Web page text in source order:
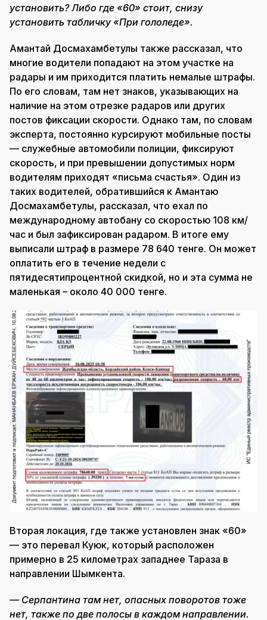
установить? Либо где «60» стоит, снизу
установить табличку «При гололеде».
Амантай Досмахамбетулы также рассказал, что
многие водители попадают на этом участке на
радары и им приходится платить немалые штрафы.
По его словам, там нет знаков, указывающих на
наличие на этом отрезке радаров или других
постов фиксации скорости. Однако там, по словам
эксперта, постоянно курсируют мобильные посты
— служебные автомобили полиции, фиксируют
скорость, и при превышении допустимых норм
водителям приходят «письма счастья». Один из
таких водителей, обратившийся к Амантаю
Досмахамбетулы, рассказал, что ехал по
международному автобану со скоростью 108 км/
час и был зафиксирован радаром. В итоге ему
выписали штраф в размере 78 640 тенге. Он может
оплатить его в течение недели с
пятидесятипроцентной скидкой, но и эта сумма не
маленькая – около 40 000 тенге.
Вторая локация, где также установлен знак «60»
— это перевал Куюк, который расположен
примерно в 25 километрах западнее Тараза в
направлении Шымкента.
— Серпантина там нет, опасных поворотов тоже
нет, также по две полосы в каждом направлении.